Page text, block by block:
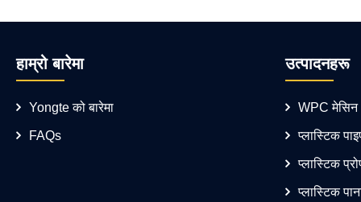
हाम्रो बारेमा
Yongte को बारेमा
FAQs
उत्पादनहरू
WPC मेसिन
प्लास्टिक
प्लास्टिक
प्लास्टिक